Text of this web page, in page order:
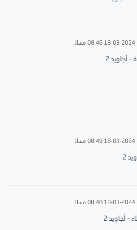
18-03-2024 08:46 مساءً
- أجاويد 2
18-03-2024 08:49 مساءً
2
18-03-2024 08:48 مساءً
- أجاويد 2